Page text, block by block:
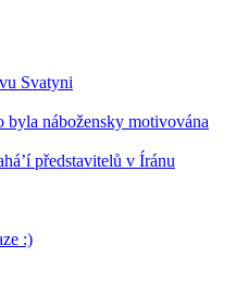
Svatyni
byla nábožensky motivována
představitelů v Íránu
:)